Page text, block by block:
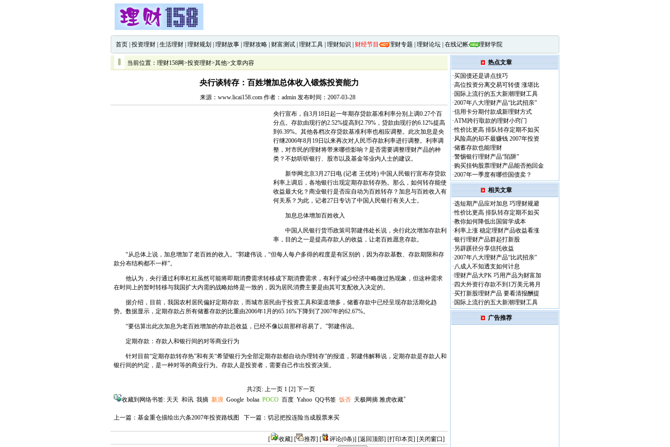
首页 投资理财 生活理财 理财规划 理财故事 理财攻略 财富测试 理财工具 理财知识 财经节目 |理财专题 理财论坛 在线记帐|理财学院
当前位置： 理财158网>投资理财>其他>文章内容
央行谈转存：百姓增加总体收入锻炼投资能力
来源：www.licai158.com 作者：admin 发布时间：2007-03-28
央行宣布，自3月18日起一年期存贷款基准利率分别上调0.27个百
分点。存款由现行的2.52%提高到2.79%，贷款由现行的6.12%提高
到6.39%。其他各档次存贷款基准利率也相应调整。此次加息是央
行继2006年8月19日以来再次对人民币存款利率进行调整。利率调
整，对市民的理财将带来哪些影响？是否需要调整理财产品的种
类？不妨听听银行、股市以及基金等业内人士的建议。
新华网北京3月27日电 (记者 王优玲) 中国人民银行宣布存贷款
利率上调后，各地银行出现定期存款转存热。那么，如何转存能使
收益最大化？商业银行是否应自动为百姓转存？加息与百姓收入有
何关系？为此，记者27日专访了中国人民银行有关人士。
加息总体增加百姓收入
中国人民银行货币政策司郭建伟处长说，央行此次增加存款利
率，目的之一是提高存款人的收益，让老百姓愿意存款。
“从总体上说，加息增加了老百姓的收入。”郭建伟说，“但每人每户多得的程度是有区别的，因为存款基数、存款期限和存
款分布结构都不一样”。
他认为，央行通过利率杠杠虽然可能将即期消费需求转移成下期消费需求，有利于减少经济中略微过热现象，但这种需求
在时间上的暂时转移与我国扩大内需的战略始终是一致的，因为居民消费主要是由其可支配收入决定的。
据介绍，目前，我国农村居民偏好定期存款，而城市居民由于投资工具和渠道增多，储蓄存款中已经呈现存款活期化趋
势。数据显示，定期存款占所有储蓄存款的比重由2006年1月的65.16%下降到了2007年的62.67%。
“要估算出此次加息为老百姓增加的存款总收益，已经不像以前那样容易了。”郭建伟说。
定期存款：存款人和银行间的对等商业行为
针对目前“定期存款转存热”和有关“希望银行为全部定期存款都自动办理转存”的报道，郭建伟解释说，定期存款是存款人和
银行间的约定，是一种对等的商业行为。存款人是投资者，需要自己作出投资决策。
共2页: 上一页 1 [2] 下一页
收藏到网络书签: 天天 和讯 我摘 新浪 Google bolaa POCO 百度 Yahoo QQ书签 饭否 天极网摘 雅虎收藏+
上一篇： 基金重仓描绘出六条2007年投资路线图 下一篇： 切忌把投连险当成股票来买
[ 收藏] [ 推荐] [ 评论(0条)] [返回顶部] [打印本页] [关闭窗口]
热点文章
·买国债还是讲点技巧
·高位投资分离交易可转债 涨堪比
· 国际上流行的五大新潮理财工具
·2007年八大理财产品“比武招亲”
·信用卡分期付款成新理财方式
·ATM跨行取款的理财小窍门
·性价比更高 排队转存定期不如买
·风险高的却不最赚钱 2007年投资
·储蓄存款也能理财
·警惕银行理财产品“陷阱”
·购买挂钩股票理财产品能否抱回金
·2007年一季度有哪些国债卖？
相关文章
·选短期产品应对加息 巧理财规避
·性价比更高 排队转存定期不如买
·教你如何降低出国留学成本
·利率上涨 稳定理财产品收益看涨
·银行理财产品群起打新股
·另辟蹊径分享信托收益
·2007年八大理财产品“比武招亲”
·八成人不知透支如何计息
·理财产品大PK 巧用产品为财富加
· 四大外资行存款不到1万美元将月
·买打新股理财产品 要看清报酬提
· 国际上流行的五大新潮理财工具
广告推荐